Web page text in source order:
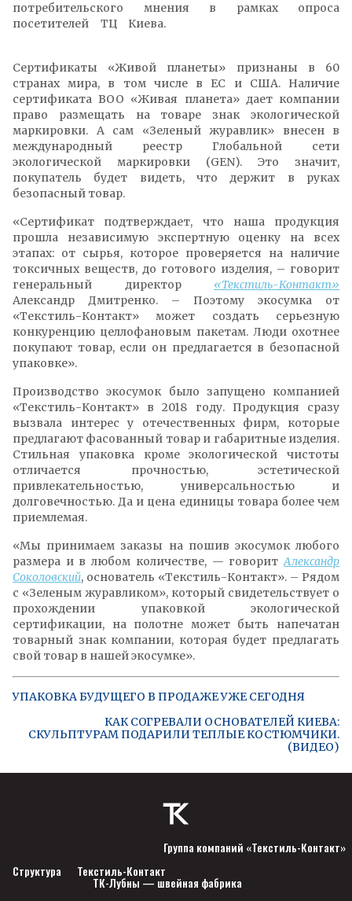
потребительского мнения в рамках опроса
посетителей ТЦ Киева.
Сертификаты «Живой планеты» признаны в 60
странах мира, в том числе в ЕС и США. Наличие
сертификата ВОО «Живая планета» дает компании
право размещать на товаре знак экологической
маркировки. А сам «Зеленый журавлик» внесен в
международный реестр Глобальной сети
экологической маркировки (GEN). Это значит,
покупатель будет видеть, что держит в руках
безопасный товар.
«Сертификат подтверждает, что наша продукция
прошла независимую экспертную оценку на всех
этапах: от сырья, которое проверяется на наличие
токсичных веществ, до готового изделия, – говорит
генеральный директор «Текстиль-Контакт»
Александр Дмитренко. – Поэтому экосумка от
«Текстиль-Контакт» может создать серьезную
конкуренцию целлофановым пакетам. Люди охотнее
покупают товар, если он предлагается в безопасной
упаковке».
Производство экосумок было запущено компанией
«Текстиль-Контакт» в 2018 году. Продукция сразу
вызвала интерес у отечественных фирм, которые
предлагают фасованный товар и габаритные изделия.
Стильная упаковка кроме экологической чистоты
отличается прочностью, эстетической
привлекательностью, универсальностью и
долговечностью. Да и цена единицы товара более чем
приемлемая.
«Мы принимаем заказы на пошив экосумок любого
размера и в любом количестве, — говоритАлександр
Соколовский, основатель «Текстиль-Контакт». – Рядом
с «Зеленым журавликом», который свидетельствует о
прохождении упаковкой экологической
сертификации, на полотне может быть напечатан
товарный знак компании, которая будет предлагать
свой товар в нашей экосумке».
УПАКОВКА БУДУЩЕГО В ПРОДАЖЕ УЖЕ СЕГОДНЯ
КАК СОГРЕВАЛИ ОСНОВАТЕЛЕЙ КИЕВА:
СКУЛЬПТУРАМ ПОДАРИЛИ ТЕПЛЫЕ КОСТЮМЧИКИ.
(ВИДЕО)
Группа компаний «Текстиль-Контакт»
Структура
Текстиль-Контакт
ТК-Лубны — швейная фабрика